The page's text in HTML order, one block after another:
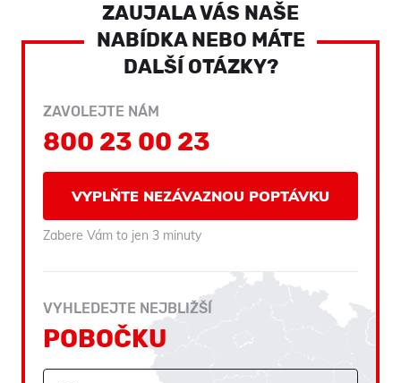
ZAUJALA VÁS NAŠE
NABÍDKA NEBO MÁTE
DALŠÍ OTÁZKY?
ZAVOLEJTE NÁM
800 23 00 23
VYPLŇTE NEZÁVAZNOU POPTÁVKU
Zabere Vám to jen 3 minuty
VYHLEDEJTE NEJBLIŽŠÍ
POBOČKU